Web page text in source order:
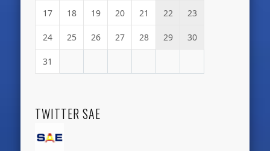
17 18 19 20 21 22 23
24 25 26 27 28 29 30
31
TWITTER SAE